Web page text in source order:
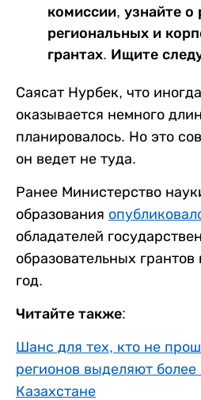
комиссии, узнайте о
региональных и
грантах. Ищите
Саясат Нурбек, что
оказывается немного
планировалось. Но это
он ведет не туда.
Ранее Министерство
образования
обладателей
образовательных
год.
Читайте также:
Шанс для тех, кто не
регионов выделяют более
Казахстане